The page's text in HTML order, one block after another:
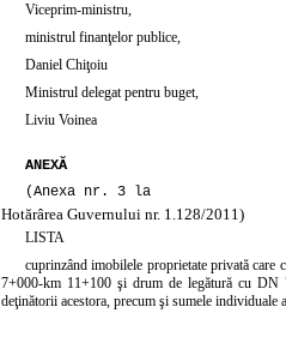
Viceprim-ministru,
ministrul finanţelor publice,
Daniel Chiţoiu
Ministrul delegat pentru buget,
Liviu Voinea
ANEXĂ
(Anexa nr. 3 la
Hotărârea Guvernului nr. 1.128/2011)
LISTA
cuprinzând imobilele proprietate privată
7+000-km 11+100 şi drum de legătură cu DN
deţinătorii acestora, precum şi sumele individuale